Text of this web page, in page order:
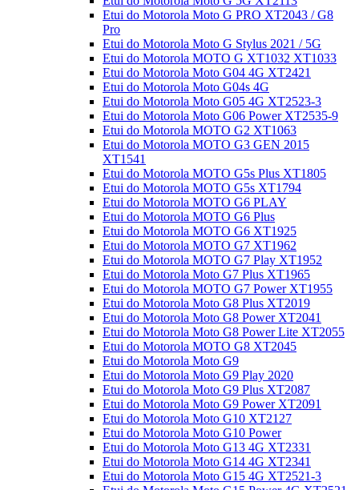
Etui do Motorola Moto G PRO XT2043 / G8
Pro
Etui do Motorola Moto G Stylus 2021 / 5G
Etui do Motorola MOTO G XT1032 XT1033
Etui do Motorola Moto G04 4G XT2421
Etui do Motorola Moto G04s 4G
Etui do Motorola Moto G05 4G XT2523-3
Etui do Motorola Moto G06 Power XT2535-9
Etui do Motorola MOTO G2 XT1063
Etui do Motorola MOTO G3 GEN 2015
XT1541
Etui do Motorola MOTO G5s Plus XT1805
Etui do Motorola MOTO G5s XT1794
Etui do Motorola MOTO G6 PLAY
Etui do Motorola MOTO G6 Plus
Etui do Motorola MOTO G6 XT1925
Etui do Motorola MOTO G7 XT1962
Etui do Motorola MOTO G7 Play XT1952
Etui do Motorola Moto G7 Plus XT1965
Etui do Motorola MOTO G7 Power XT1955
Etui do Motorola Moto G8 Plus XT2019
Etui do Motorola Moto G8 Power XT2041
Etui do Motorola Moto G8 Power Lite XT2055
Etui do Motorola MOTO G8 XT2045
Etui do Motorola Moto G9
Etui do Motorola Moto G9 Play 2020
Etui do Motorola Moto G9 Plus XT2087
Etui do Motorola Moto G9 Power XT2091
Etui do Motorola Moto G10 XT2127
Etui do Motorola Moto G10 Power
Etui do Motorola Moto G13 4G XT2331
Etui do Motorola Moto G14 4G XT2341
Etui do Motorola Moto G15 4G XT2521-3